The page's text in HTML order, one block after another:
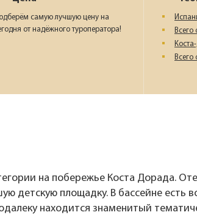
Да! Это
самую лучшую цену на
от надёжного туроператора!
Всего
Всего
на побережье Коста Дорада.
детскую площадку. В бассейне есть
находится знаменитый